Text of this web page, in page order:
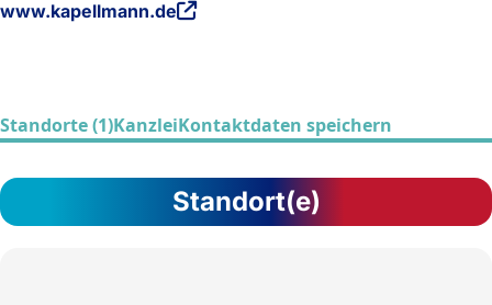
www.kapellmann.de
Standorte (1)KanzleiKontaktdaten speichern
Standort(e)